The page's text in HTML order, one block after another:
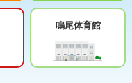
鳴尾体育館